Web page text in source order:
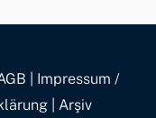
Impressum /
| Arşiv